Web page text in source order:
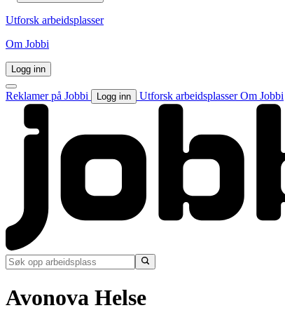
Utforsk arbeidsplasser
Om Jobbi
Logg inn
Reklamer på Jobbi Logg inn Utforsk arbeidsplasserOm Jobbi
Avonova Helse